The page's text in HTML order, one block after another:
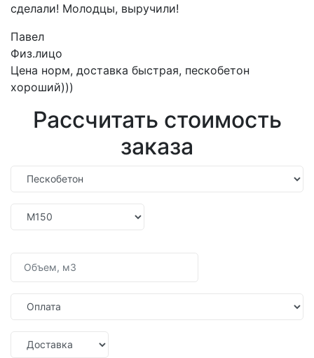
сделали! Молодцы, выручили!
Павел
Физ.лицо
Цена норм, доставка быстрая, пескобетон
хороший)))
Рассчитать стоимость
заказа